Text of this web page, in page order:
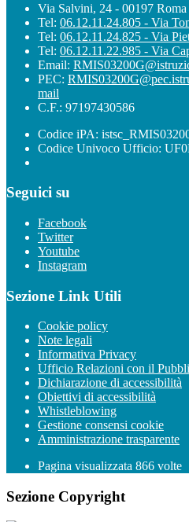
Via Salvini, 24 - 00197 Roma
Tel: 06.12.11.24.805 - Via
Tel: 06.12.11.24.825 - Via
Tel: 06.12.11.22.985 - Via
Email:
PEC:
mail
C.F.: 97197430586
Codice iPA:
Codice Univoco Ufficio:
Seguici su
Facebook
Twitter
Youtube
Instagram
Sezione Link Utili
Cookie policy
Note legali
Informativa Privacy
Ufficio Relazioni con il
Dichiarazione di accessibilità
Obiettivi di accessibilità
Whistleblowing
Gestione consensi cookie
Amministrazione trasparente
Pagina visualizzata 866 volte
Sezione Copyright